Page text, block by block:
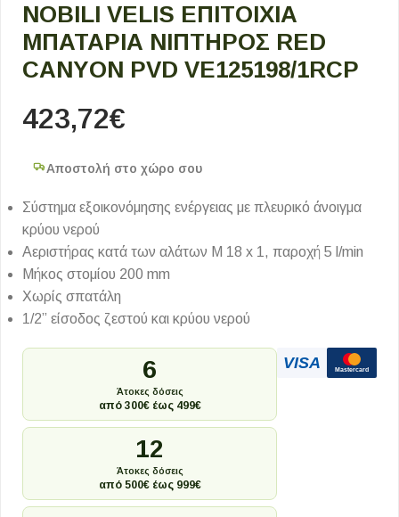
NOBILI VELIS ΕΠΙΤΟΊΧΙΑ
ΜΠΑΤΑΡΊΑ ΝΙΠΤΉΡΟΣ RED
CANYON PVD VE125198/1RCP
423,72€
Αποστολή στο χώρο σου
Σύστημα εξοικονόμησης ενέργειας με πλευρικό άνοιγμα
κρύου νερού
Αεριστήρας κατά των αλάτων M 18 x 1, παροχή 5 l/min
Μήκος στομίου 200 mm
Χωρίς σπατάλη
1/2” είσοδος ζεστού και κρύου νερού
6
Άτοκες δόσεις
από 300€ έως 499€
12
Άτοκες δόσεις
από 500€ έως 999€
VISA Mastercard